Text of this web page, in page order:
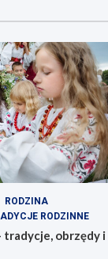
RODZINA
RODZINNE
tradycje, obrzędy i